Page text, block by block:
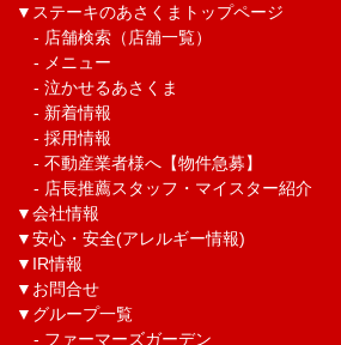
▼ ステーキのあさくまトップページ
- 店舗検索（店舗一覧）
- メニュー
-泣かせるあさくま
- 新着情報
-採用情報
-不動産業者様へ【物件急募】
- 店長推薦スタッフ・マイスター紹介
▼会社情報
▼安心・安全(アレルギー情報)
▼ IR情報
▼ お問合せ
▼グループ一覧
- ファーマーズガーデン